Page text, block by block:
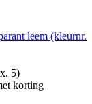
leem (kleurnr.
5)
korting